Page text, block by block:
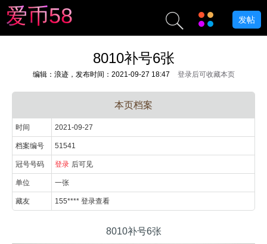
爱币58 发帖
8010补号6张
编辑：浪迹，发布时间：2021-09-27 18:47 登录后可收藏本页
本页档案
时间 2021-09-27
档案编号 51541
冠号号码 登录 后可见
单位 一张
藏友 155**** 登录查看
8010补号6张